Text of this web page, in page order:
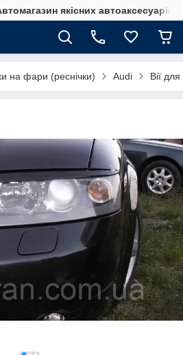
якісних автоаксесуарів
на фари (реснічки) Audi Вії